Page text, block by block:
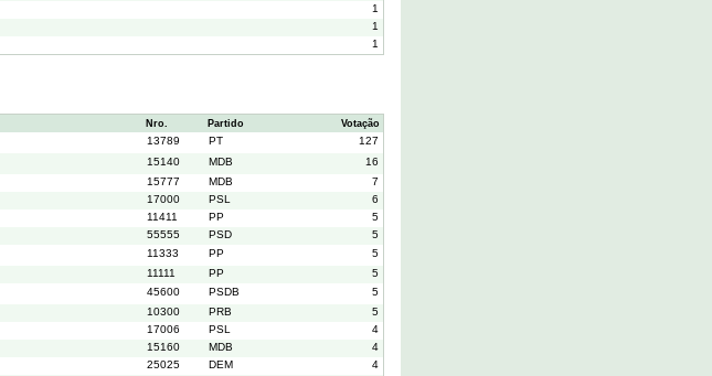
1
1
1
Nro. Partido Votação
13789 PT
127
15140 MDB
16
15777 MDB
7
17000 PSL
6
11411 PP
5
55555 PSD
5
11333 PP
5
11111 PP
5
45600 PSDB
5
10300 PRB
5
17006 PSL
4
15160 MDB
4
25025 DEM
4